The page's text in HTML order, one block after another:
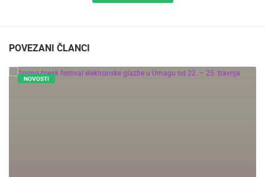
POVEZANI ČLANCI
NOVOSTI